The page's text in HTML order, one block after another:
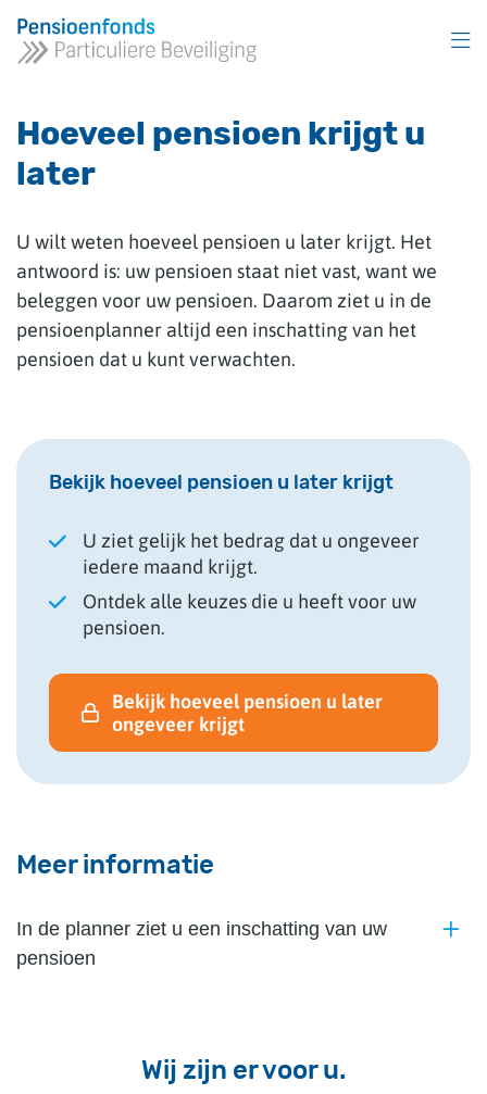
en
naar
inhoud
Hoeveel pensioen krijgt u
later
U wilt weten hoeveel pensioen u later krijgt. Het
antwoord is: uw pensioen staat niet vast, want we
beleggen voor uw pensioen. Daarom ziet u in de
pensioenplanner altijd een inschatting van het
pensioen dat u kunt verwachten.
Bekijk hoeveel pensioen u later krijgt
U ziet gelijk het bedrag dat u ongeveer
iedere maand krijgt.
Ontdek alle keuzes die u heeft voor uw
pensioen.
Bekijk hoeveel pensioen u later
ongeveer krijgt
Meer informatie
In de planner ziet u een inschatting van uw
pensioen
Wij zijn er voor u.